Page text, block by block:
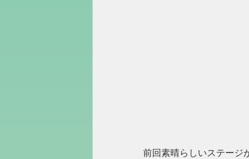
前回素晴らしいステージ